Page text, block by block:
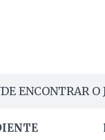
ENCONTRAR O